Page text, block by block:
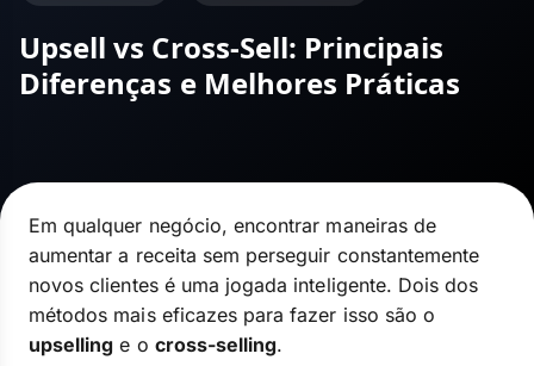
Upsell vs Cross-Sell: Principais
Diferenças e Melhores Práticas
Em qualquer negócio, encontrar maneiras de
aumentar a receita sem perseguir constantemente
novos clientes é uma jogada inteligente. Dois dos
métodos mais eficazes para fazer isso são o
upselling e o cross-selling.